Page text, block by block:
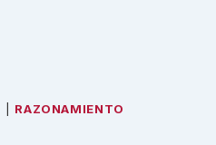
RAZONAMIENTO